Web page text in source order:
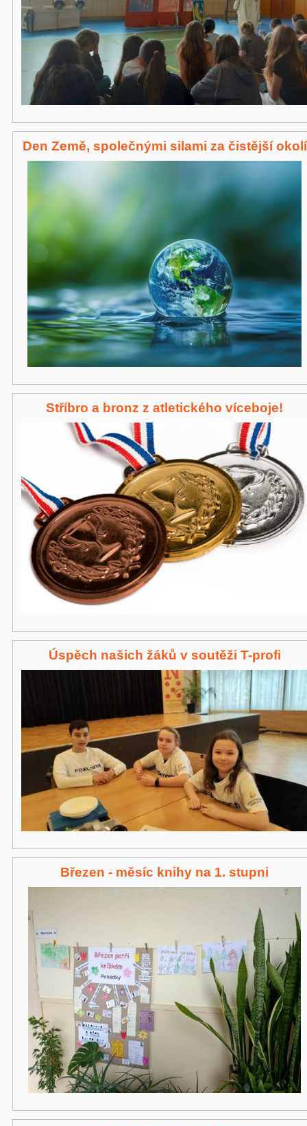
Den Země, společnými silami za čistější okolí
Stříbro a bronz z atletického víceboje!
Úspěch našich žáků v soutěži T-profi
Březen - měsíc knihy na 1. stupni